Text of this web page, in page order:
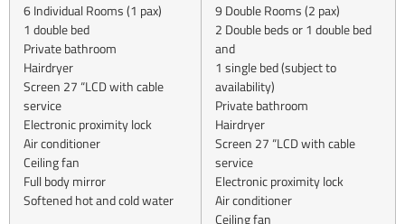
6 Individual Rooms (1 pax)
1 double bed
Private bathroom
Hairdryer
Screen 27 “LCD with cable
service
Electronic proximity lock
Air conditioner
Ceiling fan
Full body mirror
Softened hot and cold water
9 Double Rooms (2 pax)
2 Double beds or 1 double bed
and
1 single bed (subject to
availability)
Private bathroom
Hairdryer
Screen 27 “LCD with cable
service
Electronic proximity lock
Air conditioner
Ceiling fan